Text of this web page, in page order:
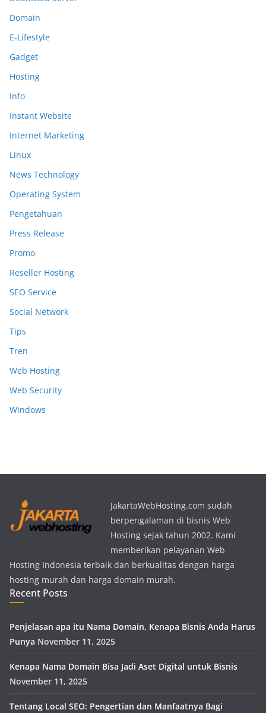
Domain
E-Lifestyle
Gadget
Hosting
Info
Instant Website
Internet Marketing
Linux
News Technology
Operating System
Pengetahuan
Press Release
Promo
Reseller Hosting
SEO Service
Social Network
Tips
Tren
Web Hosting
Web Security
Windows
JakartaWebHosting.com sudah
berpengalaman di bisnis Web
Hosting sejak tahun 2002. Kami
memberikan pelayanan Web
Hosting Indonesia terbaik dan berkualitas dengan harga
hosting murah dan harga domain murah.
Recent Posts
Penjelasan apa itu Nama Domain, Kenapa Bisnis Anda Harus
Punya November 11, 2025
Kenapa Nama Domain Bisa Jadi Aset Digital untuk Bisnis
November 11, 2025
Tentang Local SEO: Pengertian dan Manfaatnya Bagi